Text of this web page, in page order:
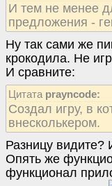
И тем не менее
предложения -
Ну так сами же
крокодила. Не
И сравните:
Цитата prayncode:
Создал игру, в
внесколькером.
Разницу видите?
Опять же
функционал